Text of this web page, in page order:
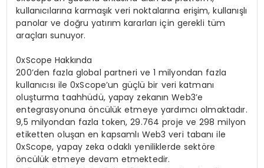
kullanıcılarına karmaşık veri noktalarına erişim, kullanışlı
panolar ve doğru yatırım kararları için gerekli tüm
araçları sunuyor.
0xScope Hakkında
200’den fazla global partneri ve 1 milyondan fazla
kullanıcısı ile 0xScope’un güçlü bir veri katmanı
oluşturma taahhüdü, yapay zekanın Web3’e
entegrasyonuna öncülük etmeye yardımcı olmaktadır.
9,5 milyondan fazla token, 29.764 proje ve 298 milyon
etiketten oluşan en kapsamlı Web3 veri tabanı ile
0xScope, yapay zeka odaklı yeniliklerde sektöre
öncülük etmeye devam etmektedir.